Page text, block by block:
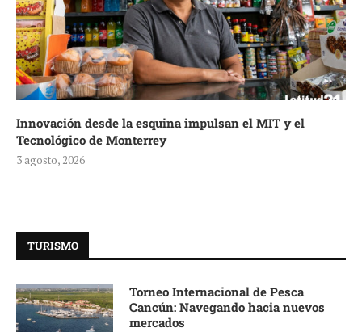
Innovación desde la esquina impulsan el MIT y el
Tecnológico de Monterrey
3 agosto, 2026
TURISMO
Torneo Internacional de Pesca
Cancún: Navegando hacia nuevos
mercados